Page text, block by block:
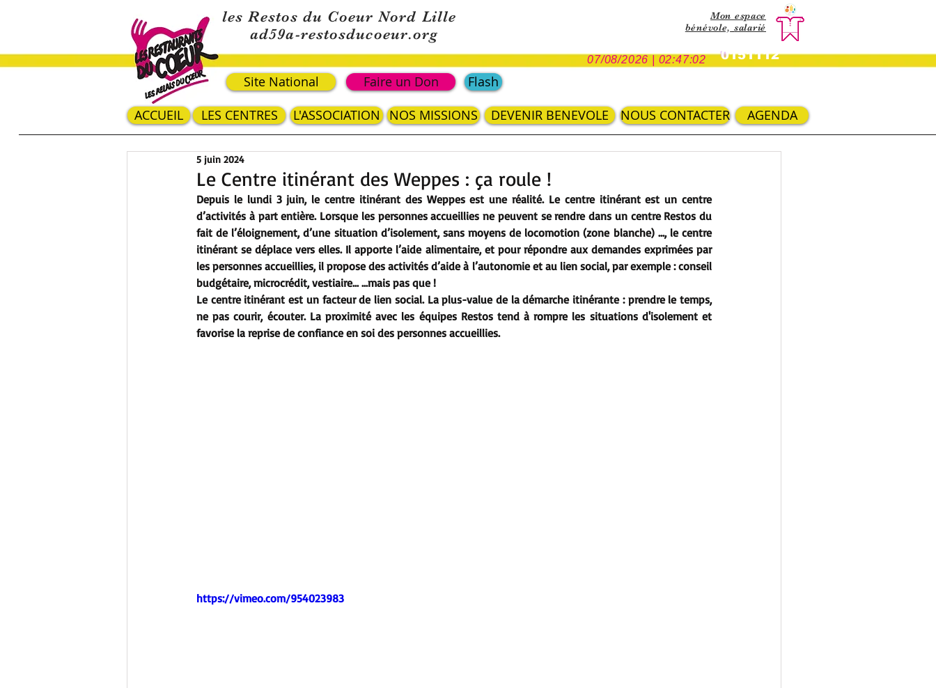
les Restos du Coeur Nord Lille
Faire un Don Flash
Mon espace
bénévole, salarié
0151112
ad59a-restosducoeur.org
07/08/2026 | 02:47:02
Site National
ACCUEIL
DEVENIR BENEVOLE
LES CENTRES NOS MISSIONS
L'ASSOCIATION AGENDA
NOUS CONTACTER
Le Centre itinérant des Weppes : ça roule !
5 juin 2024
Depuis le lundi 3 juin, le centre itinérant des Weppes est une réalité. Le centre itinérant est un centre
d’activités à part entière. Lorsque les personnes accueillies ne peuvent se rendre dans un centre Restos du
fait de l’éloignement, d’une situation d’isolement, sans moyens de locomotion (zone blanche) …, le centre
itinérant se déplace vers elles. Il apporte l’aide alimentaire, et pour répondre aux demandes exprimées par
les personnes accueillies, il propose des activités d’aide à l’autonomie et au lien social, par exemple : conseil
budgétaire, microcrédit, vestiaire... ...mais pas que !
Le centre itinérant est un facteur de lien social. La plus-value de la démarche itinérante : prendre le temps,
ne pas courir, écouter. La proximité avec les équipes Restos tend à rompre les situations d'isolement et
favorise la reprise de confiance en soi des personnes accueillies.
https://vimeo.com/954023983